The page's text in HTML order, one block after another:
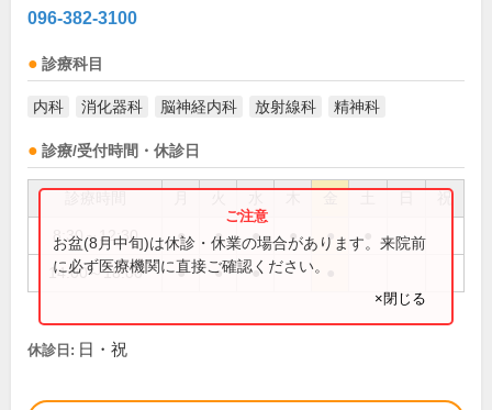
096-382-3100
診療科目
内科 消化器科 脳神経内科 放射線科 精神科
診療/受付時間・休診日
祝
8:30～12:30 ● ● ● ● ●
14:00～18:00 ● ● ●
お盆(8月中旬)は休診・休業の場合があります。来院前
に必ず医療機関に直接ご確認ください。
×閉じる
休診日: 日・祝